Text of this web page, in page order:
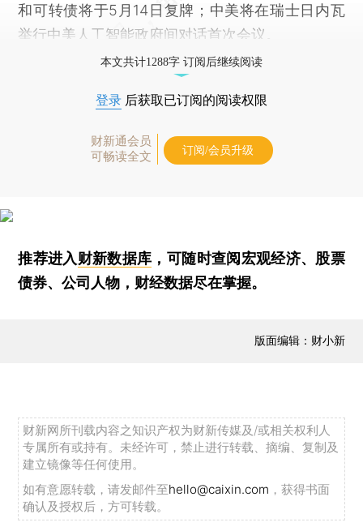
和可转债将于5月14日复牌；中美将在瑞士日内瓦
举行中美人工智能政府间对话首次会议。
本文共计1288字 订阅后继续阅读
登录 后获取已订阅的阅读权限
财新通会员
可畅读全文
订阅/会员升级
推荐进入财新数据库 ，可随时查阅宏观经济、股票
债券、公司人物，财经数据尽在掌握。
版面编辑：财小新
财新网所刊载内容之知识产权为财新传媒及/或相关权利人
专属所有或持有。未经许可，禁止进行转载、摘编、复制及
建立镜像等任何使用。
如有意愿转载，请发邮件至hello@caixin.com ，获得书面
确认及授权后，方可转载。